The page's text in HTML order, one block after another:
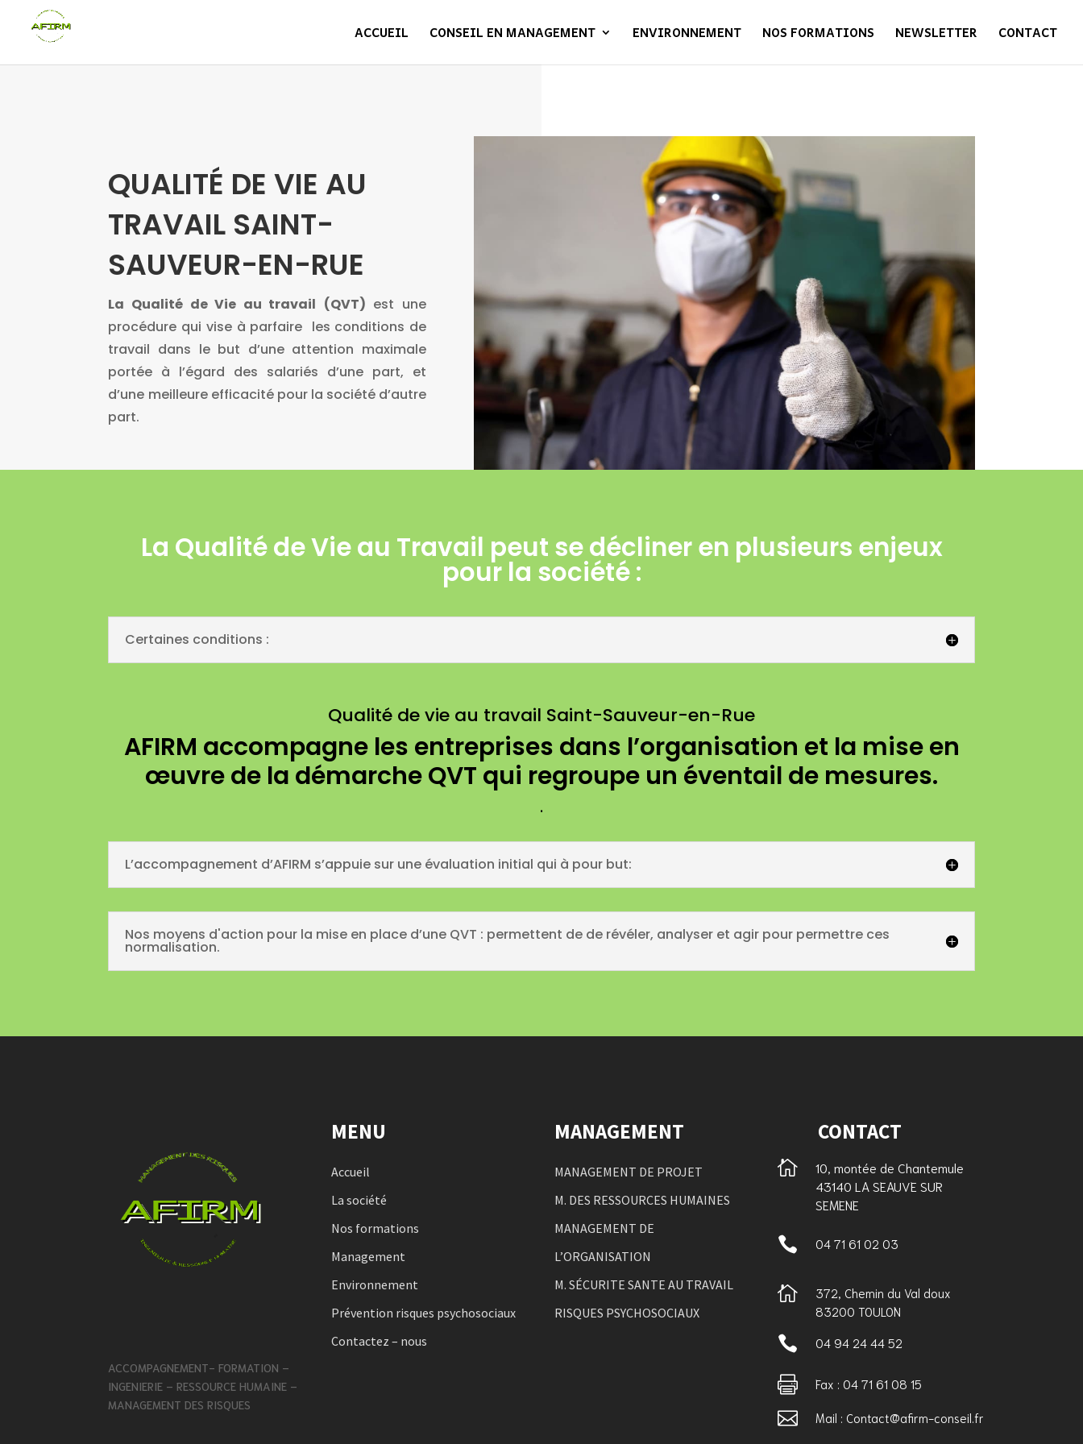
ACCUEIL CONSEIL EN MANAGEMENT ENVIRONNEMENT NOS FORMATIONS NEWSLETTER CONTACT
QUALITÉ DE VIE AU
TRAVAIL SAINT-
SAUVEUR-EN-RUE
La Qualité de Vie au travail (QVT) est une
procédure qui vise à parfaire les conditions de
travail dans le but d’une attention maximale
portée à l’égard des salariés d’une part, et
d’une meilleure efficacité pour la société d’autre
part.
La Qualité de Vie au Travail peut se décliner en plusieurs enjeux
pour la société :
Certaines conditions :
Qualité de vie au travail Saint-Sauveur-en-Rue
AFIRM accompagne les entreprises dans l’organisation et la mise en
œuvre de la démarche QVT qui regroupe un éventail de mesures.
.
L’accompagnement d’AFIRM s’appuie sur une évaluation initial qui à pour but:
Nos moyens d'action pour la mise en place d’une QVT : permettent de de révéler, analyser et agir pour permettre ces
normalisation.
ACCOMPAGNEMENT- FORMATION –
INGENIERIE – RESSOURCE HUMAINE –
MANAGEMENT DES RISQUES
MENU
Accueil
La société
Nos formations
Management
Environnement
Prévention risques psychosociaux
Contactez – nous
MANAGEMENT
MANAGEMENT DE PROJET
M. DES RESSOURCES HUMAINES
MANAGEMENT DE
L’ORGANISATION
M. SÉCURITE SANTE AU TRAVAIL
RISQUES PSYCHOSOCIAUX
CONTACT

10, montée de Chantemule
43140 LA SEAUVE SUR
SEMENE
 04 71 61 02 03

372, Chemin du Val doux
83200 TOULON
 04 94 24 44 52
 Fax : 04 71 61 08 15
 Mail : Contact@afirm-conseil.fr